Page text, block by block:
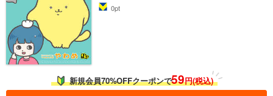
0pt
新規会員70%OFFクーポンで59円(税込)